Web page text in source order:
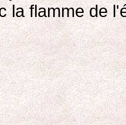
la flamme de